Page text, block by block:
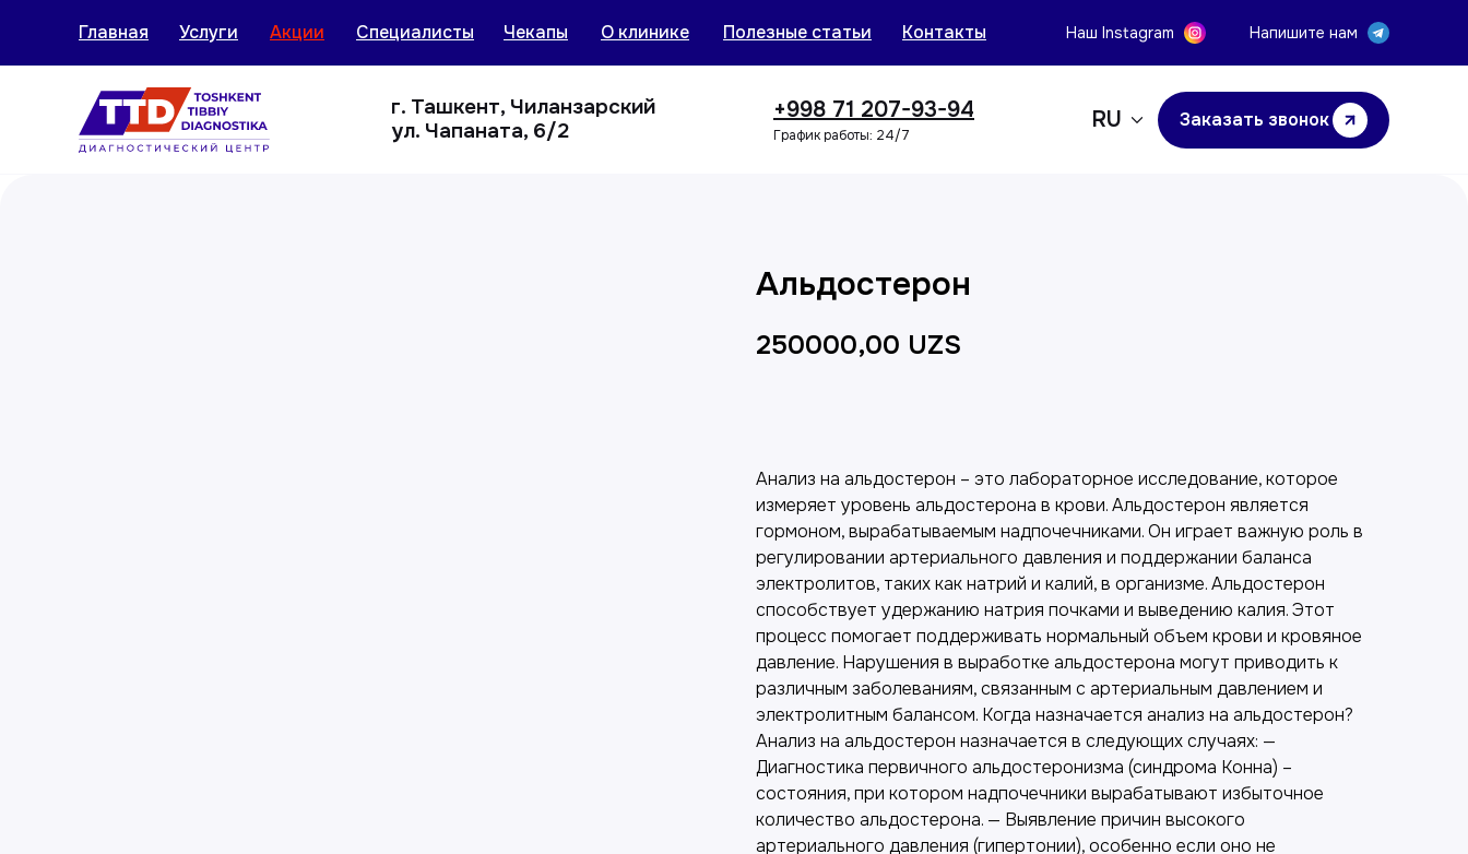
Главная Услуги Акции Специалисты Чекапы О клинике Полезные статьи Наш Instagram
Контакты
RU
Напишите нам
г. Ташкент, Чиланзарский
ул. Чапаната, 6/2
График работы: 24/7
+998 71 207-93-94 Заказать звонок
Альдостерон
250000,00 UZS
Анализ на альдостерон – это лабораторное исследование, которое
измеряет уровень альдостерона в крови. Альдостерон является
гормоном, вырабатываемым надпочечниками. Он играет важную роль в
регулировании артериального давления и поддержании баланса
электролитов, таких как натрий и калий, в организме. Альдостерон
способствует удержанию натрия почками и выведению калия. Этот
процесс помогает поддерживать нормальный объем крови и кровяное
давление. Нарушения в выработке альдостерона могут приводить к
различным заболеваниям, связанным с артериальным давлением и
электролитным балансом. Когда назначается анализ на альдостерон?
Анализ на альдостерон назначается в следующих случаях: —
Диагностика первичного альдостеронизма (синдрома Конна) –
состояния, при котором надпочечники вырабатывают избыточное
количество альдостерона. — Выявление причин высокого
артериального давления (гипертонии), особенно если оно не